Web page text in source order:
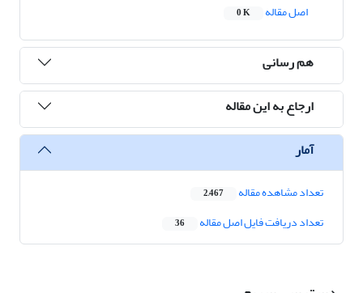
اصل مقاله
0 K
هم رسانی
ارجاع به این مقاله
آمار
تعداد مشاهده مقاله 2,467
تعداد دریافت فایل اصل مقاله 36